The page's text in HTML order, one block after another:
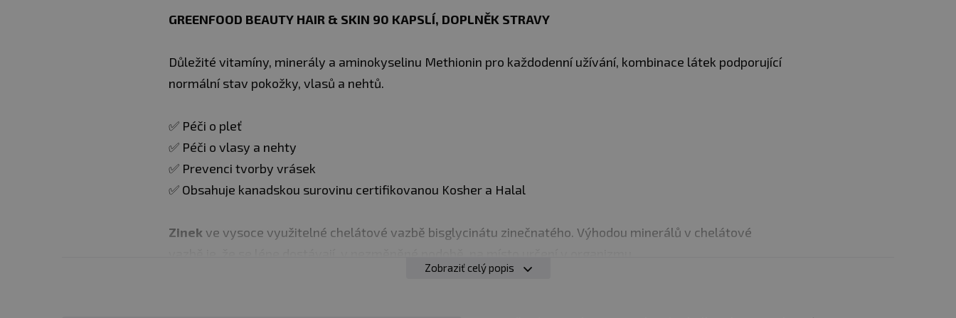
GREENFOOD BEAUTY HAIR & SKIN 90 KAPSLÍ​​​, DOPLNĚK STRAVY
Důležité vitamíny, minerály a aminokyselinu Methionin pro každodenní užívání, kombinace látek podporující
normální stav pokožky, vlasů a nehtů.
✅ Péči o pleť
✅ Péči o vlasy a nehty
✅ Prevenci tvorby vrásek
✅ Obsahuje kanadskou surovinu certifikovanou Kosher a Halal
Zinek ve vysoce využitelné chelátové vazbě bisglycinátu zinečnatého. Výhodou minerálů v chelátové
Zinek přispívá k udržení normálního stavu vlasů, k udržení normálního stavu nehtů, k udržení normálního
Zobraziť celý popis